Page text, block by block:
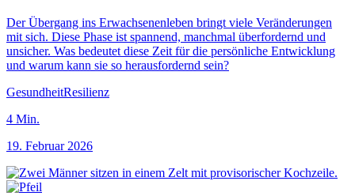
Der Übergang ins Erwachsenenleben bringt viele Veränderungen
mit sich. Diese Phase ist spannend, manchmal überfordernd und
unsicher. Was bedeutet diese Zeit für die persönliche Entwicklung
und warum kann sie so herausfordernd sein?
GesundheitResilienz
4 Min.
19. Februar 2026